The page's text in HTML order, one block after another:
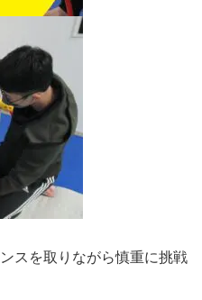
スを取りながら慎重に挑戦